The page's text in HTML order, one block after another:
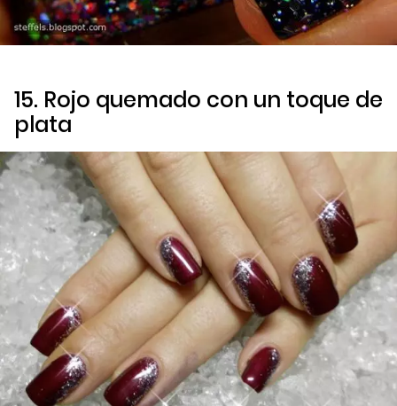
15. Rojo quemado con un toque de
plata